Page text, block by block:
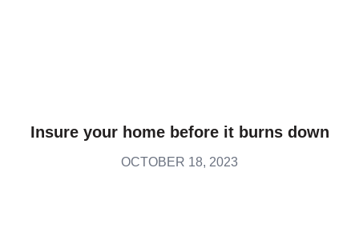
Insure your home before it burns down
OCTOBER 18, 2023